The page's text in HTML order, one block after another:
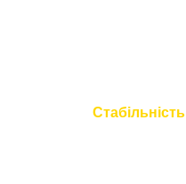
Стабільність